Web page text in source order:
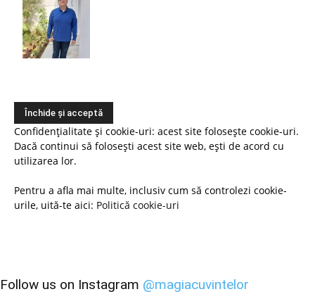
Confidențialitate și cookie-uri: acest site folosește cookie-uri.
Dacă continui să folosești acest site web, ești de acord cu
utilizarea lor.
Pentru a afla mai multe, inclusiv cum să controlezi cookie-
urile, uită-te aici: Politică cookie-uri
Follow us on Instagram @magiacuvintelor